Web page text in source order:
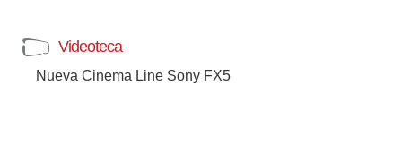
Videoteca
Nueva Cinema Line Sony FX5